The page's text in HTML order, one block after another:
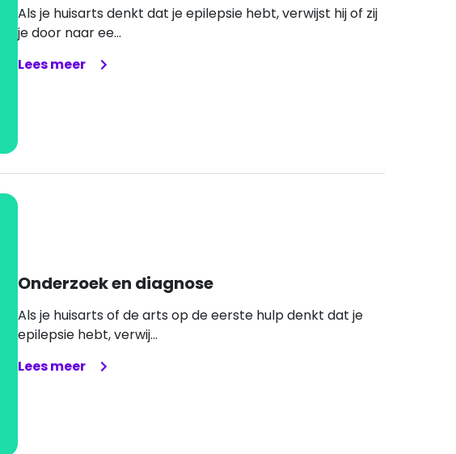
Als je huisarts denkt dat je epilepsie hebt, verwijst hij of zij
je door naar ee...
Lees meer
Onderzoek en diagnose
Als je huisarts of de arts op de eerste hulp denkt dat je
epilepsie hebt, verwij...
Lees meer